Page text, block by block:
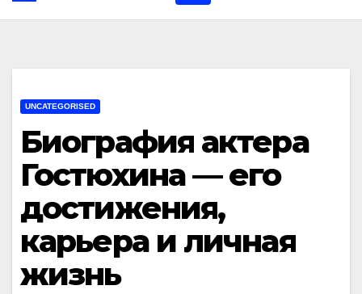
UNCATEGORISED
Биография актера
Гостюхина — его
достижения,
карьера и личная
жизнь